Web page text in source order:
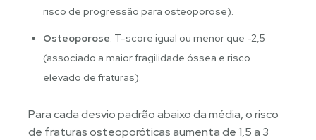
risco de progressão para osteoporose).
Osteoporose: T-score igual ou menor que -2,5
(associado a maior fragilidade óssea e risco
elevado de fraturas).
Para cada desvio padrão abaixo da média, o risco
de fraturas osteoporóticas aumenta de 1,5 a 3